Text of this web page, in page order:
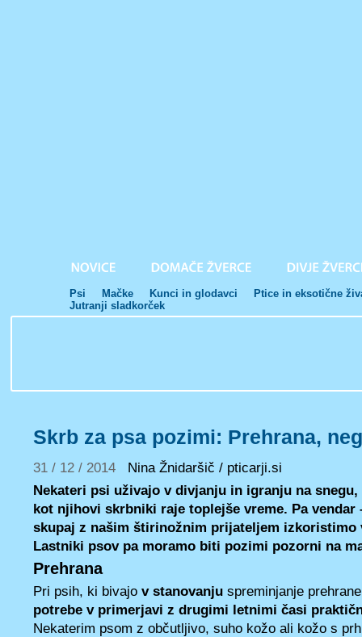
Psi Mačke Kunci in glodavci
Ptice in eksotične
Jutranji sladkorček
Skrb za psa pozimi: Prehrana,
31 / 12 / 2014 Nina Žnidaršič / pticarji.si
Nekateri psi uživajo v divjanju in igranju na
kot njihovi skrbniki raje toplejše vreme. Pa vendar
skupaj z našim štirinožnim prijateljem izkoristimo
Lastniki psov pa moramo biti pozimi pozorni na
Prehrana
Pri psih, ki bivajo v stanovanju spreminjanje
potrebe v primerjavi z drugimi letnimi časi
Nekaterim psom z občutljivo, suho kožo ali kožo s